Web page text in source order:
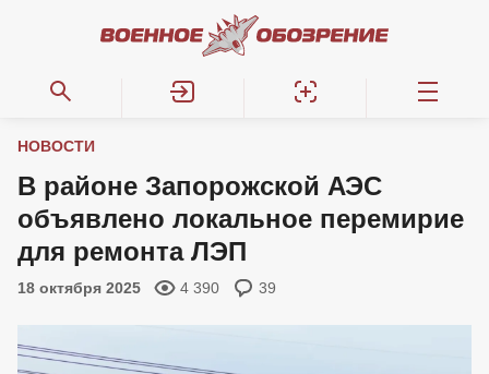
НОВОСТИ
В районе Запорожской АЭС
объявлено локальное перемирие
для ремонта ЛЭП
18 октября 2025 4 390 39